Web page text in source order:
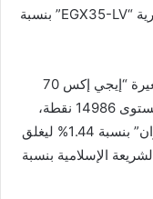
ونزل مؤشر الأسهم منخفضة التقلبات السعرية “EGX35-LV” بنسبة
كما تراجع مؤشر الشركات المتوسطة والصغيرة “إيجي إكس 70
متساوي الأوزان” بنسبة 1.44% ليغلق عند مستوى 14986 نقطة،
وهبط مؤشر “إيجى إكس 100 متساوى الأوزان” بنسبة 1.44% ليغلق
الشريعة الإسلامية بنسبة